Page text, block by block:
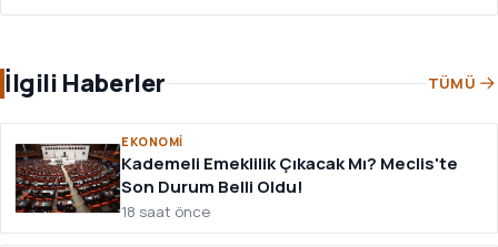
İlgili Haberler TÜMÜ
EKONOMI
Kademeli Emeklilik Çıkacak Mı? Meclis'te
Son Durum Belli Oldu!
18 saat önce